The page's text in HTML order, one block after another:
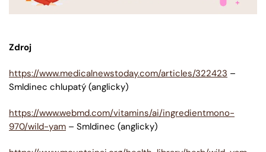
Zdroj
https://www.medicalnewstoday.com/articles/322423 –
Smldinec chlupatý (anglicky)
https://www.webmd.com/vitamins/ai/ingredientmono-
970/wild-yam – Smldinec (anglicky)